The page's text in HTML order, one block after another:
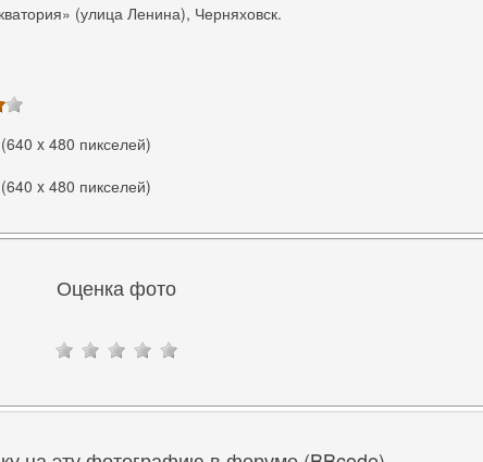
(улица Ленина), Черняховск.
x 480 пикселей)
x 480 пикселей)
Оценка фото